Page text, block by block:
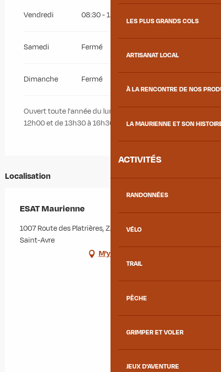
LES PLUS GRANDS COLS
ARTISANAT LOCAL
À LA RENCONTRE DE NOS
LA MAURIENNE ET SON
ACTIVITÉS
RANDONNÉES
VÉLO
TRAIL
PÊCHE
GRIMPER ET VOLER
JEUX D'AVENTURE
Vendredi 08:30 - 12:00
Samedi Fermé
Dimanche Fermé
Ouvert toute l'année du lundi au vendredi de 8h30 à
12h00 et de 13h30 à 16h30
Localisation
ESAT Maurienne
1007 Route des Platrières, ZA des Blachères, 73130
Saint-Avre
M'y rendre